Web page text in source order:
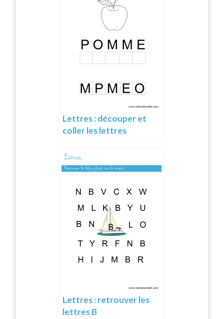
Lettres : découper et
coller les lettres
Lettres : retrouver les
lettres B